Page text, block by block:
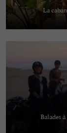
La
Balades